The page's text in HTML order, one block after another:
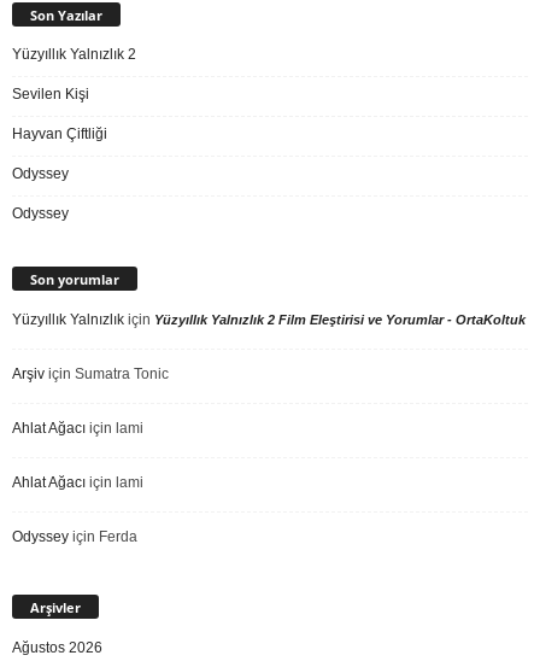
Son Yazılar
Yüzyıllık Yalnızlık 2
Sevilen Kişi
Hayvan Çiftliği
Odyssey
Odyssey
Son yorumlar
Yüzyıllık Yalnızlık için Yüzyıllık Yalnızlık 2 Film Eleştirisi ve Yorumlar - OrtaKoltuk
Arşiv için Sumatra Tonic
Ahlat Ağacı için lami
Ahlat Ağacı için lami
Odyssey için Ferda
Arşivler
Ağustos 2026